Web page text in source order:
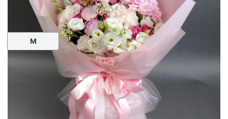
Розмір:
M
6 105 грн
Додати до кошика